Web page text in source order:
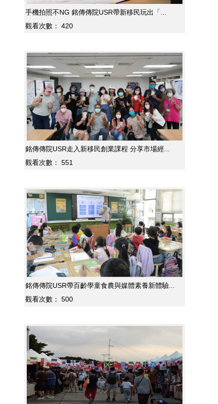
手機拍照不NG 銘傳傳院USR帶新移民玩出「...
觀看次數：
420
銘傳傳院USR走入新移民創業課程 分享市場經...
觀看次數：
551
銘傳傳院USR帶百齡學童食農與媒體素養新體驗...
觀看次數：
500